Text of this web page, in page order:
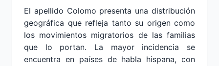
El apellido Colomo presenta una distribución
geográfica que refleja tanto su origen como
los movimientos migratorios de las familias
que lo portan. La mayor incidencia se
encuentra en países de habla hispana, con